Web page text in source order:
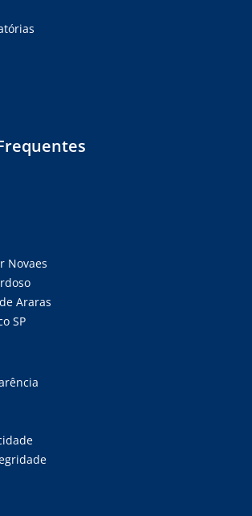
Novaes
Araras
SP